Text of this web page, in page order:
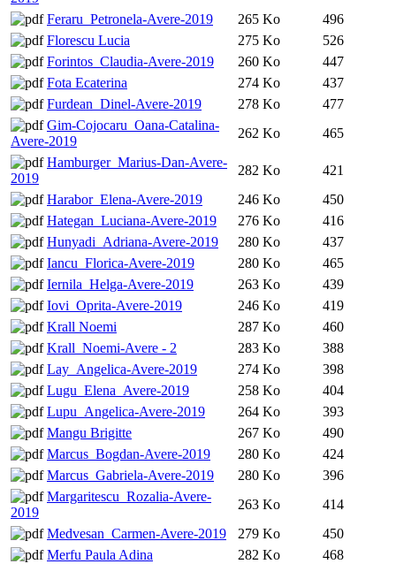
Feraru_Petronela-Avere-2019
265 Ko
496
Florescu Lucia
275 Ko
526
Forintos_Claudia-Avere-2019
260 Ko
447
Fota Ecaterina
274 Ko
437
Furdean_Dinel-Avere-2019
278 Ko
477
Gim-Cojocaru_Oana-Catalina-
Avere-2019
262 Ko
465
Hamburger_Marius-Dan-Avere-
2019
282 Ko
421
Harabor_Elena-Avere-2019
246 Ko
450
Hategan_Luciana-Avere-2019
276 Ko
416
Hunyadi_Adriana-Avere-2019
280 Ko
437
Iancu_Florica-Avere-2019
280 Ko
465
Iernila_Helga-Avere-2019
263 Ko
439
Iovi_Oprita-Avere-2019
246 Ko
419
Krall Noemi
287 Ko
460
Krall_Noemi-Avere - 2
283 Ko
388
Lay_Angelica-Avere-2019
274 Ko
398
Lugu_Elena_Avere-2019
258 Ko
404
Lupu_Angelica-Avere-2019
264 Ko
393
Mangu Brigitte
267 Ko
490
Marcus_Bogdan-Avere-2019
280 Ko
424
Marcus_Gabriela-Avere-2019
280 Ko
396
Margaritescu_Rozalia-Avere-
2019
263 Ko
414
Medvesan_Carmen-Avere-2019
279 Ko
450
Merfu Paula Adina
282 Ko
468